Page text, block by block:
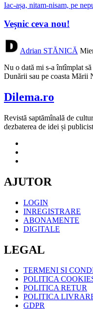
Iac-așa, nitam-nisam, pe
Veșnic ceva nou!
Adrian STĂNICĂ
Nu o dată mi s-a întîmplat
Dunării sau pe coasta Mării
Dilema.ro
Revistă saptămînală de
dezbaterea de idei și
AJUTOR
LOGIN
INREGISTRARE
ABONAMENTE
DIGITALE
LEGAL
TERMENI SI
POLITICA
POLITICA RETUR
POLITICA
GDPR